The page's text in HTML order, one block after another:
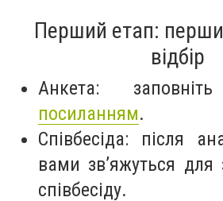
Перший етап:
відбір
Анкета:
посиланням.
Співбесіда: після
вами зв’яжуться
співбесіду.